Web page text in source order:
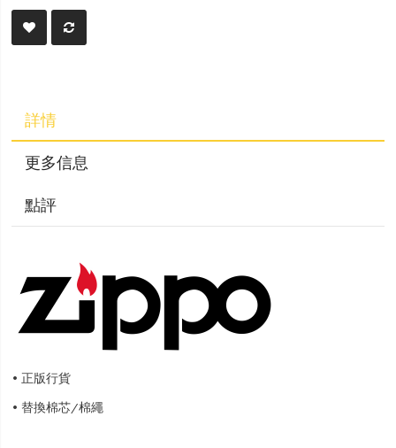
詳情
更多信息
點評
•正版行貨
•替換棉芯/棉繩